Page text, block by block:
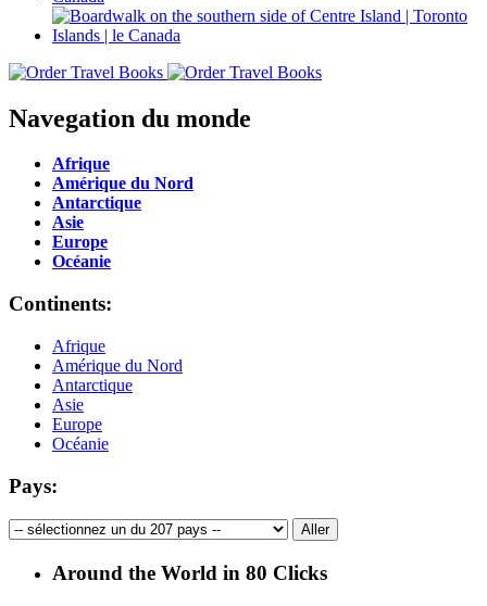
Navegation du monde
Afrique
Amérique du Nord
Antarctique
Asie
Europe
Océanie
Continents:
Afrique
Amérique du Nord
Antarctique
Asie
Europe
Océanie
Pays:
Around the World in 80 Clicks